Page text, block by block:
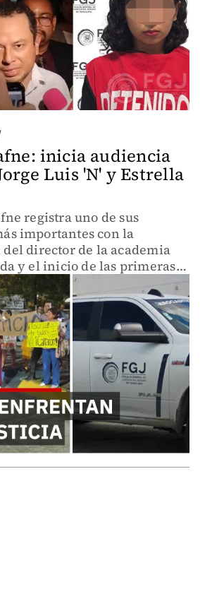
inicia audiencia
Luis 'N' y Estrella
registra uno de sus
importantes con la
director de la academia
y el inicio de las primeras
judiciales.